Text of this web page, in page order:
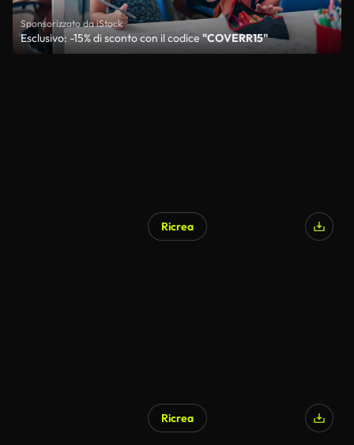
Sponsorizzato da iStock
Esclusivo: -15% di sconto con il codice"COVERR15"
Ricrea
Ricrea